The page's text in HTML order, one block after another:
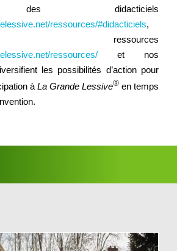
didacticiels
ressources/#didacticiels,
ressources/ et nos
les possibilités d’action pour
à La Grande Lessive® en temps